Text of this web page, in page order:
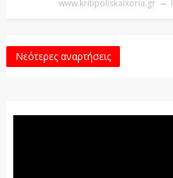
www.kritipoliskaixoria.gr
Νεότερες αναρτήσεις